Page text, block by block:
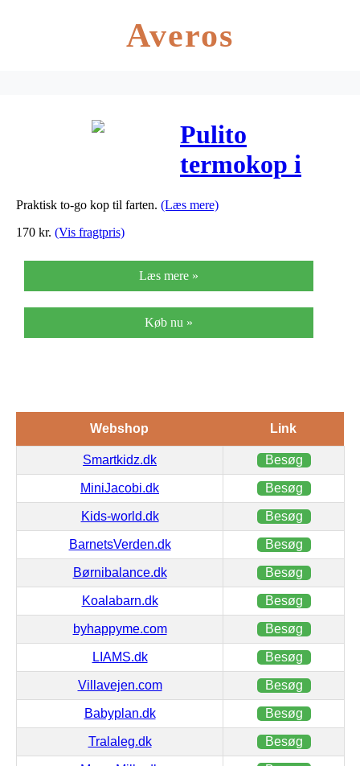
Averos
Pulito
termokop i
rustfrit stål –
Praktisk to-go kop til farten. (Læs mere)
170 kr. (Vis fragtpris)
Læs mere »
Køb nu »
Webshop Link
Smartkidz.dk Besøg
MiniJacobi.dk Besøg
Kids-world.dk Besøg
BarnetsVerden.dk Besøg
Børnibalance.dk Besøg
Koalabarn.dk Besøg
byhappyme.com Besøg
LIAMS.dk Besøg
Villavejen.com Besøg
Babyplan.dk Besøg
Tralaleg.dk Besøg